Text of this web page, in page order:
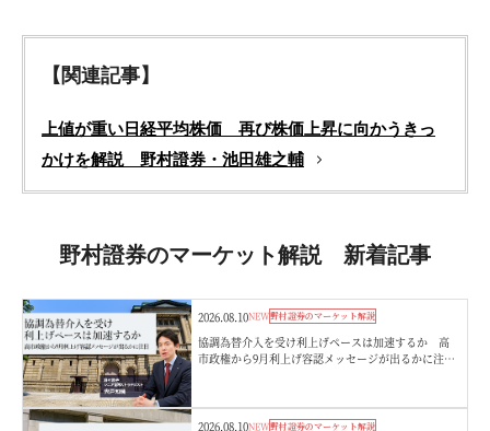
【関連記事】
上値が重い日経平均株価 再び株価上昇に向かうきっ
かけを解説 野村證券・池田雄之輔
野村證券のマーケット解説 新着記事
2026.08.10NEW野村證券のマーケット解説
協調為替介入を受け利上げペースは加速するか 高
市政権から9月利上げ容認メッセージが出るかに注
2026.08.10NEW野村證券のマーケット解説